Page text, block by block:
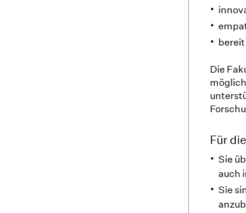
Die
Für
Sie
auch
Sie